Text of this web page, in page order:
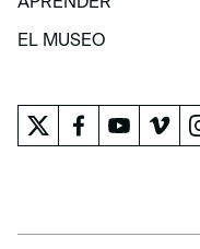
APRENDER
EL MUSEO